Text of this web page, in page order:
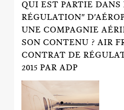
QUI EST PARTIE
RÉGULATION"
UNE COMPAGNIE
SON CONTENU ? AIR
CONTRAT DE
2015 PAR ADP